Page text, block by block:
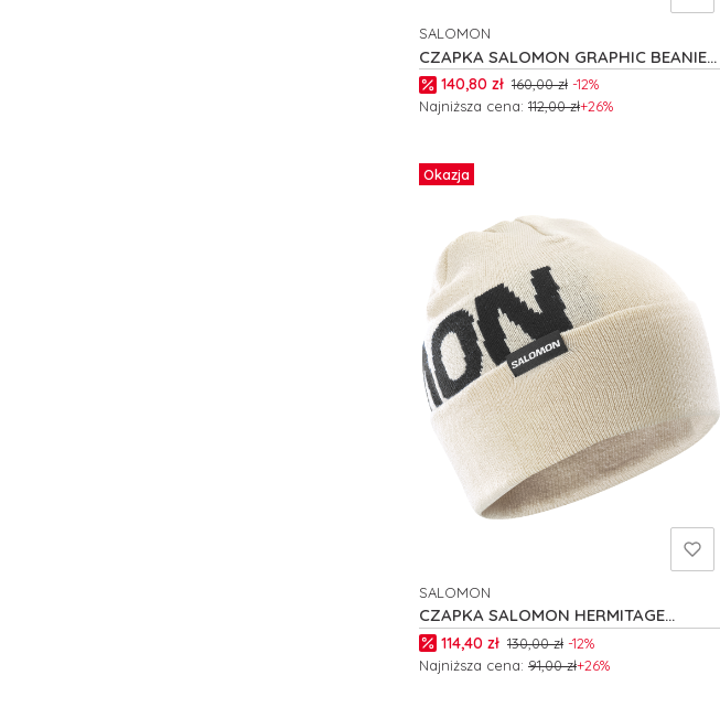
CZAPKA SALOMON GRAPHIC BEANIE
C27088
PRODUCENT
SALOMON
Cena promocyjna
140,80 zł 160,00 zł -12%
Najniższa cena: 112,00 zł+26%
Okazja
CZAPKA SALOMON HERMITAGE
C26302
PRODUCENT
SALOMON
Cena promocyjna
114,40 zł 130,00 zł -12%
Najniższa cena: 91,00 zł+26%